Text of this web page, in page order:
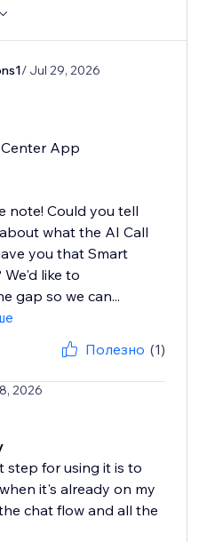
/ Jul 29, 2026
App
note! Could you tell
what the AI Call
you that Smart
like to
gap so we can...
Полезно (1)
2026
step for using it is to
it's already on my
chat flow and all the